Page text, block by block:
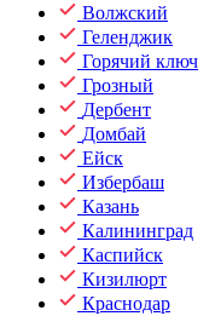
Волжский
Геленджик
Горячий ключ
Грозный
Дербент
Домбай
Ейск
Избербаш
Казань
Калининград
Каспийск
Кизилюрт
Краснодар